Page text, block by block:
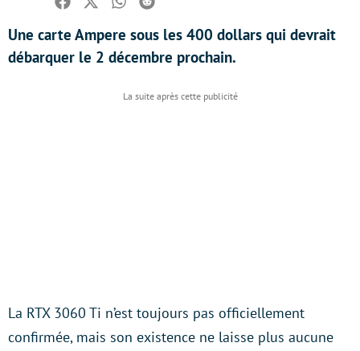
Facebook
TwitterWhatsapp
Reddit
Une carte Ampere sous les 400 dollars qui devrait
débarquer le 2 décembre prochain.
La RTX 3060 Ti n’est toujours pas officiellement
confirmée, mais son existence ne laisse plus aucune